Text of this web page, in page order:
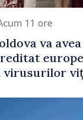
11 ore
va
virusurilor